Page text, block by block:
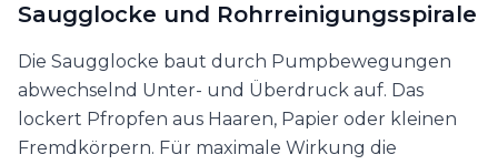
Saugglocke und Rohrreinigungsspirale
Die Saugglocke baut durch Pumpbewegungen
abwechselnd Unter- und Überdruck auf. Das
lockert Pfropfen aus Haaren, Papier oder kleinen
Fremdkörpern. Für maximale Wirkung die